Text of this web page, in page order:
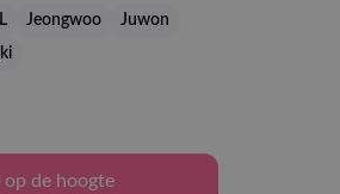
Jeongwoo
Juwon
de hoogte